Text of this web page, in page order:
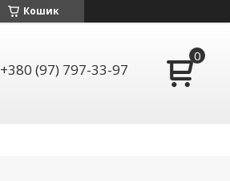
Кошик
+380 (97) 797-33-97